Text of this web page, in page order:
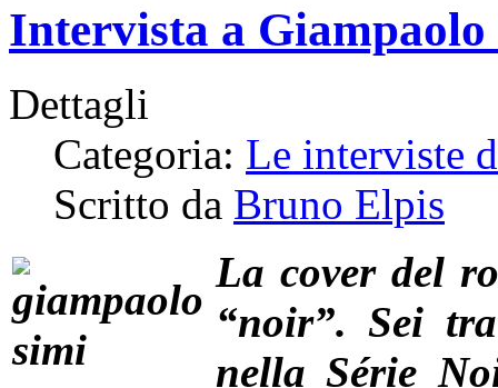
Intervista a Giampaolo
Dettagli
Categoria: Le interviste
Scritto da Bruno Elpis
La cover del
“noir”. Sei
nella Série